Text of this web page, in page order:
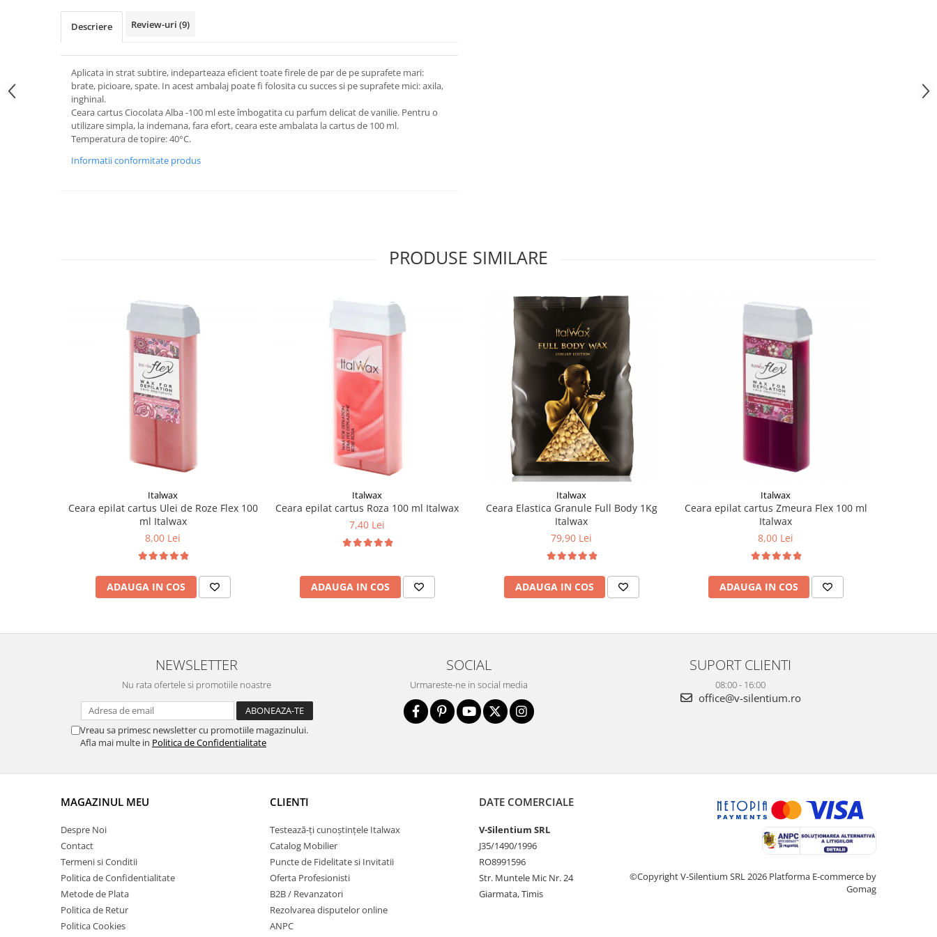
Descriere Review-uri (9)
Aplicata in strat subtire, indeparteaza eficient toate firele de par de pe suprafete mari:
brate, picioare, spate. In acest ambalaj poate fi folosita cu succes si pe suprafete mici: axila,
inghinal.
Ceara cartus Ciocolata Alba -100 ml este îmbogatita cu parfum delicat de vanilie. Pentru o
utilizare simpla, la indemana, fara efort, ceara este ambalata la cartus de 100 ml.
Temperatura de topire: 40°C.
Informatii conformitate produs
PRODUSE SIMILARE
Italwax
Ceara epilat cartus Ulei de Roze Flex 100
ml Italwax
8,00 Lei
ADAUGA IN COS
Italwax
Ceara epilat cartus Roza 100 ml Italwax
7,40 Lei
ADAUGA IN COS
Italwax
Ceara Elastica Granule Full Body 1Kg
Italwax
79,90 Lei
ADAUGA IN COS
Italwax
Ceara epilat cartus Zmeura Flex 100 ml
Italwax
8,00 Lei
ADAUGA IN COS
NEWSLETTER
Nu rata ofertele si promotiile noastre
Vreau sa primesc newsletter cu promotiile magazinului.
Afla mai multe in Politica de Confidentialitate
SOCIAL
Urmareste-ne in social media
SUPORT CLIENTI
08:00 - 16:00
office@v-silentium.ro
MAGAZINUL MEU
Despre Noi
Contact
Termeni si Conditii
Politica de Confidentialitate
Metode de Plata
Politica de Retur
Politica Cookies
CLIENTI
Testează-ți cunoștințele Italwax
Catalog Mobilier
Puncte de Fidelitate si Invitatii
Oferta Profesionisti
B2B / Revanzatori
Rezolvarea disputelor online
ANPC
DATE COMERCIALE
V-Silentium SRL
J35/1490/1996
RO8991596
Str. Muntele Mic Nr. 24
Giarmata, Timis
©Copyright V-Silentium SRL 2026 Platforma E-commerce by
Gomag